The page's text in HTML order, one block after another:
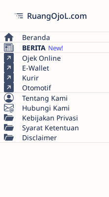
RuangOjoL.com
Beranda
BERITA
Ojek Online
E-Wallet
Kurir
Otomotif
Tentang Kami
Hubungi Kami
Kebijakan Privasi
Syarat Ketentuan
Disclaimer